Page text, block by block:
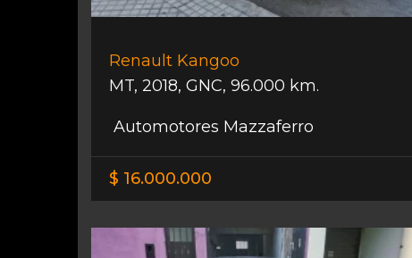
Renault Kangoo
MT, 2018, GNC, 96.000 km.
Automotores Mazzaferro
$ 16.000.000